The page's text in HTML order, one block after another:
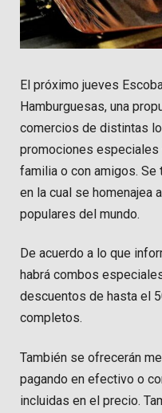
El próximo jueves
Hamburguesas, una
comercios de distintas
promociones
familia o con amigos. Se
en la cual se homenajea
populares del mundo.
De acuerdo a lo que
habrá combos
descuentos de hasta el
completos.
También se ofrecerán
pagando en efectivo o
incluidas en el precio.